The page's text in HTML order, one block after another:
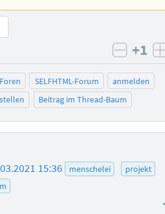
+1
SELFHTML-Forum
anmelden
Beitrag im Thread-Baum
15:36 menschelei
projekt